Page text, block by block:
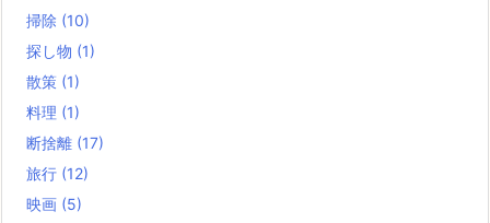
掃除 (10)
探し物 (1)
散策 (1)
料理 (1)
断捨離 (17)
旅行 (12)
映画 (5)